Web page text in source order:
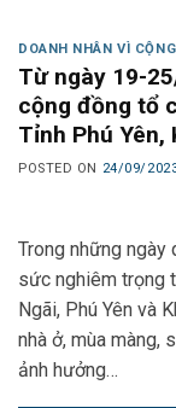
DOANH NHÂN VÌ
Từ ngày 19-
cộng đồng tổ
Tỉnh Phú Yên,
POSTED ON 24/09/
Trong những ngày
sức nghiêm trọng
Ngãi, Phú Yên và
nhà ở, mùa màng,
ảnh hưởng…